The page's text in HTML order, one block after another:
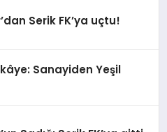
Serik FK’ya uçtu!
Sanayiden Yeşil